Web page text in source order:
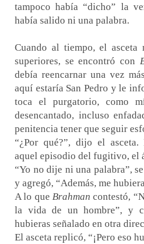
tampoco había “dicho” la
había salido ni una palabra.
Cuando al tiempo, el
superiores, se encontró con
debía reencarnar una vez
aquí estaría San Pedro y le
toca el purgatorio, como
desencantado, incluso
penitencia tener que seguir
“¿Por qué?”, dijo el
aquel episodio del fugitivo, el
“Yo no dije ni una palabra”,
y agregó, “Además, me
A lo queBrahman contestó,
la vida de un hombre”, y
hubieras señalado en otra
El asceta replicó, “¡Pero eso